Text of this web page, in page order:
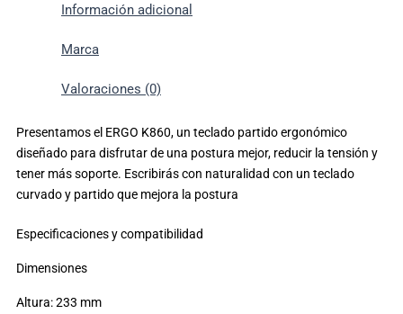
Información adicional
Marca
Valoraciones (0)
Presentamos el ERGO K860, un teclado partido ergonómico
diseñado para disfrutar de una postura mejor, reducir la tensión y
tener más soporte. Escribirás con naturalidad con un teclado
curvado y partido que mejora la postura
Especificaciones y compatibilidad
Dimensiones
Altura: 233 mm